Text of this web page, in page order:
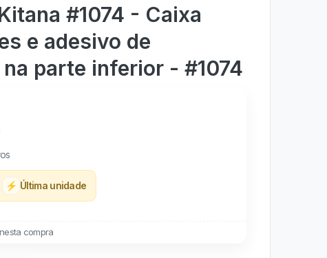
#1074 - Caixa
e adesivo de
parte inferior - #1074
⚡ Última unidade
nesta compra